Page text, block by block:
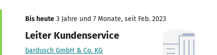
Bis heute 3 Jahre und 7 Monate, seit Feb. 2023
Leiter Kundenservice
bardusch GmbH & Co. KG